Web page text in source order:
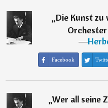
„Die Kunst zu
―
Facebook
„Wer all seine